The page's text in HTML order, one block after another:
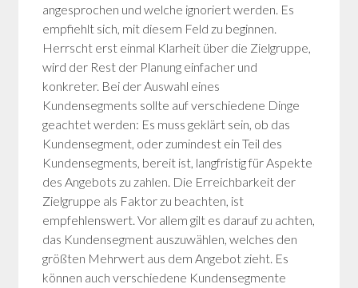
angesprochen und welche ignoriert werden. Es
empfiehlt sich, mit diesem Feld zu beginnen.
Herrscht erst einmal Klarheit über die Zielgruppe,
wird der Rest der Planung einfacher und
konkreter. Bei der Auswahl eines
Kundensegments sollte auf verschiedene Dinge
geachtet werden: Es muss geklärt sein, ob das
Kundensegment, oder zumindest ein Teil des
Kundensegments, bereit ist, langfristig für Aspekte
des Angebots zu zahlen. Die Erreichbarkeit der
Zielgruppe als Faktor zu beachten, ist
empfehlenswert. Vor allem gilt es darauf zu achten,
das Kundensegment auszuwählen, welches den
größten Mehrwert aus dem Angebot zieht. Es
können auch verschiedene Kundensegmente